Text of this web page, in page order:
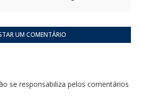
UM COMENTÁRIO
se responsabiliza pelos comentários